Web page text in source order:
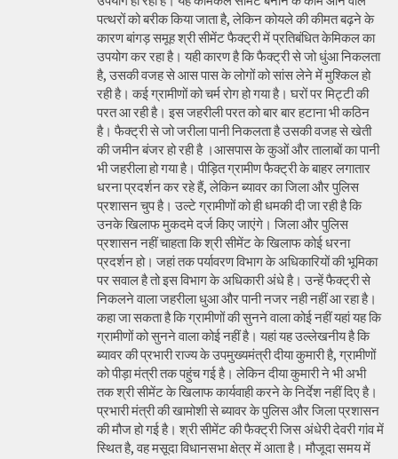
पत्थरों को बरीक किया जाता है, लेकिन कोयले की कीमत बढ़ने के
कारण बांगड़ समूह श्री सीमेंट फैक्ट्री में प्रतिबंधित केमिकल का
उपयोग कर रहा है। यही कारण है कि फैक्ट्री से जो धुंआ निकलता
है, उसकी वजह से आस पास के लोगों को सांस लेने में मुश्किल हो
रही है। कई ग्रामीणों को चर्म रोग हो गया है। घरों पर मिट्टी की
परत आ रही है। इस जहरीली परत को बार बार हटाना भी कठिन
है। फैक्ट्री से जो जरीला पानी निकलता है उसकी वजह से खेती
की जमीन बंजर हो रही है ।आसपास के कुओं और तालाबों का पानी
भी जहरीला हो गया है। पीड़ित ग्रामीण फैक्ट्री के बाहर लगातार
धरना प्रदर्शन कर रहे हैं, लेकिन ब्यावर का जिला और पुलिस
प्रशासन चुप है। उल्टे ग्रामीणों को ही धमकी दी जा रही है कि
उनके खिलाफ मुकदमे दर्ज किए जाएंगे। जिला और पुलिस
प्रशासन नहीं चाहता कि श्री सीमेंट के खिलाफ कोई धरना
प्रदर्शन हो। जहां तक पर्यावरण विभाग के अधिकारियों की भूमिका
पर सवाल है तो इस विभाग के अधिकारी अंधे है। उन्हें फैक्ट्री से
निकलने वाला जहरीला धुआ और पानी नजर नही नहीं आ रहा है।
कहा जा सकता है कि ग्रामीणों की सुनने वाला कोई नहीं यहां यह कि
ग्रामीणों को सुनने वाला कोई नहीं है। यहां यह उल्लेखनीय है कि
ब्यावर की प्रभारी राज्य के उपमुख्यमंत्री दीया कुमारी है, ग्रामीणों
को पीड़ा मंत्री तक पहुंच गई है। लेकिन दीया कुमारी ने भी अभी
तक श्री सीमेंट के खिलाफ कार्यवाही करने के निर्देश नहीं दिए है।
प्रभारी मंत्री की खामोशी से ब्यावर के पुलिस और जिला प्रशासन
की मौज हो गई है। श्री सीमेंट की फैक्ट्री जिस अंधेरी देवरी गांव में
स्थित है, वह मसूदा विधानसभा क्षेत्र में आता है। मौजूदा समय में